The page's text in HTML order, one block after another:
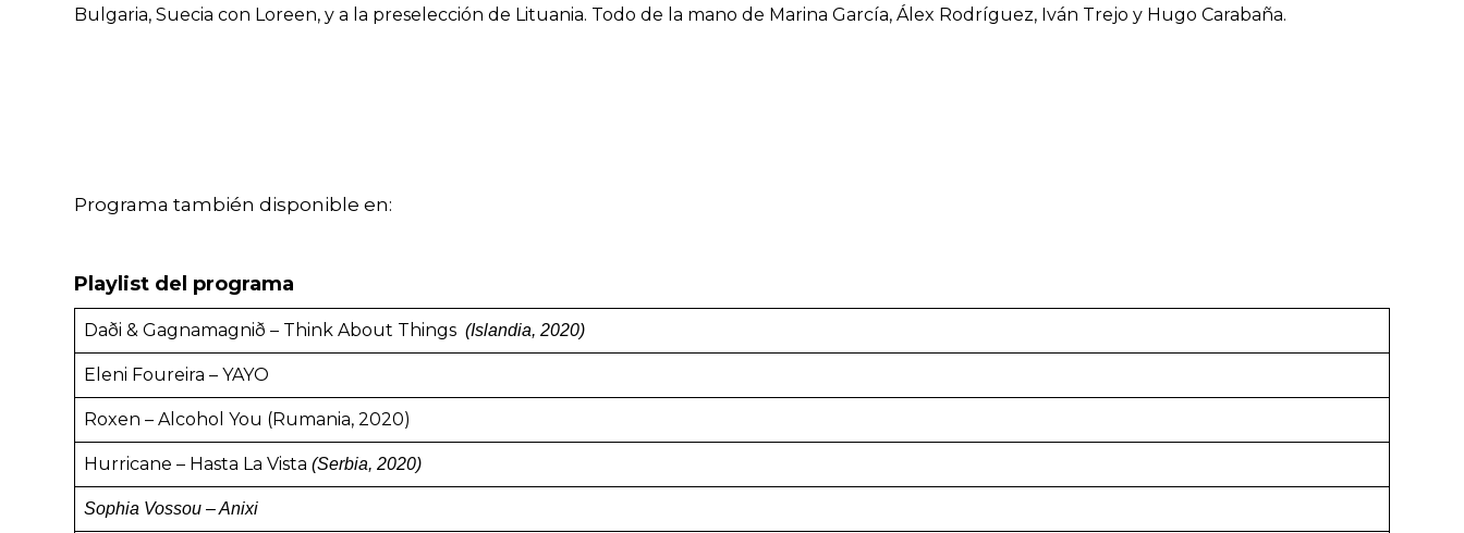
Bulgaria, Suecia con Loreen, y a la preselección de Lituania. Todo de la mano de Marina García, Álex Rodríguez, Iván Trejo y Hugo Carabaña.
Programa también disponible en:
Playlist del programa
Daði & Gagnamagnið – Think About Things (Islandia, 2020)
Eleni Foureira – YAYO
Roxen – Alcohol You (Rumania, 2020)
Hurricane – Hasta La Vista (Serbia, 2020)
Sophia Vossou – Anixi